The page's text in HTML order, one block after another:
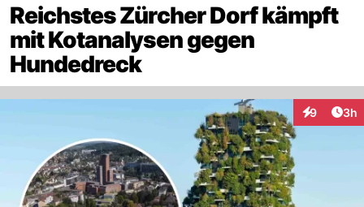
Reichstes Zürcher Dorf kämpft
mit Kotanalysen gegen
Hundedreck
9 3h